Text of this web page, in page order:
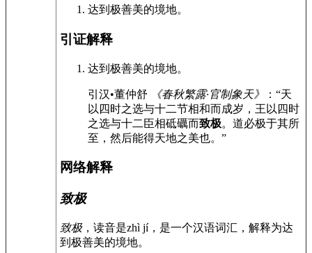
达到极善美的境地。
引证解释
达到极善美的境地。
引 汉•董仲舒 《春秋繁露·官制象天》
：“天
以四时之选与十二节相和而成岁，王以四时
之选与十二臣相砥礪而致极。道必极于其所
至，然后能得天地之美也。”
网络解释
致极
致极，读音是zhì jí，是一个汉语词汇，解释为达
到极善美的境地。